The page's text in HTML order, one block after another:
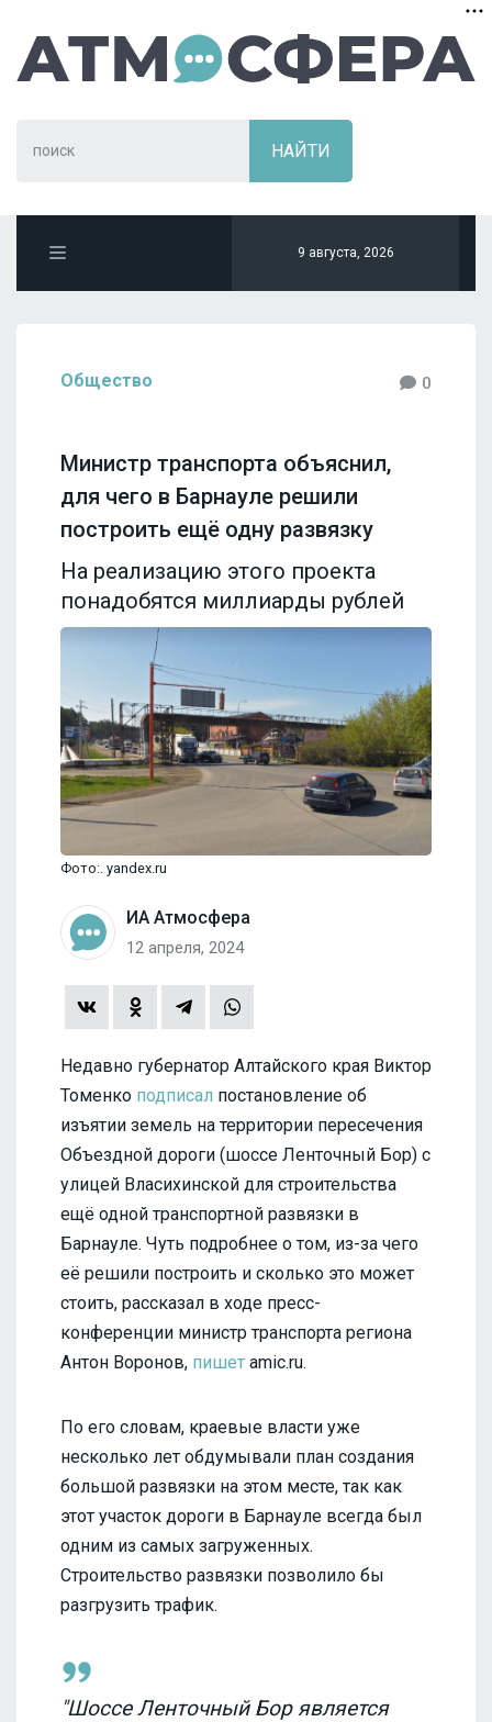
9 августа, 2026
Общество 0
Министр транспорта объяснил,
для чего в Барнауле решили
построить ещё одну развязку
На реализацию этого проекта
понадобятся миллиарды рублей
Фото:. yandex.ru
ИА Атмосфера
12 апреля, 2024
Недавно губернатор Алтайского края Виктор
Томенко подписал постановление об
изъятии земель на территории пересечения
Объездной дороги (шоссе Ленточный Бор) с
улицей Власихинской для строительства
ещё одной транспортной развязки в
Барнауле. Чуть подробнее о том, из-за чего
её решили построить и сколько это может
стоить, рассказал в ходе пресс-
конференции министр транспорта региона
Антон Воронов, пишет amic.ru.
По его словам, краевые власти уже
несколько лет обдумывали план создания
большой развязки на этом месте, так как
этот участок дороги в Барнауле всегда был
одним из самых загруженных.
Строительство развязки позволило бы
разгрузить трафик.
"Шоссе Ленточный Бор является